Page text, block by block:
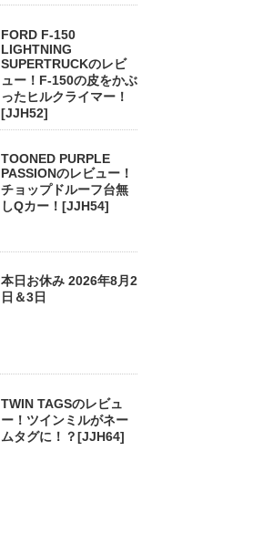
FORD F-150
LIGHTNING
SUPERTRUCKのレビ
ュー！F-150の皮をかぶ
ったヒルクライマー！
[JJH52]
TOONED PURPLE
PASSIONのレビュー！
チョップドルーフ台無
しQカー！[JJH54]
本日お休み 2026年8月2
日＆3日
TWIN TAGSのレビュ
ー！ツインミルがネー
ムタグに！？[JJH64]